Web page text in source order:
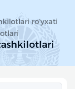
roʻyxati